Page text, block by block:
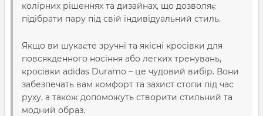
колірних рішеннях та дизайнах, що дозволяє
підібрати пару під свій індивідуальний стиль.
Якщо ви шукаєте зручні та якісні кросівки для
повсякденного носіння або легких тренувань,
кросівки adidas Duramo – це чудовий вибір. Вони
забезпечать вам комфорт та захист стопи під час
руху, а також допоможуть створити стильний та
модний образ.